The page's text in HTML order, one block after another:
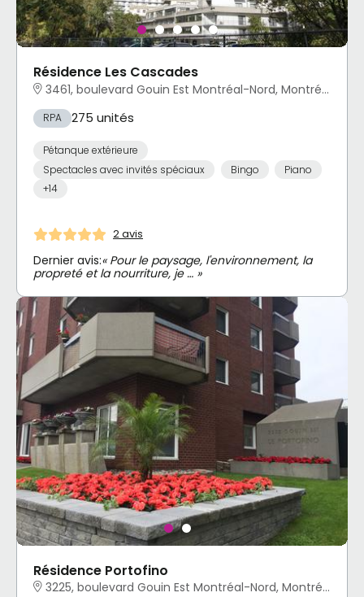
Résidence Les Cascades
3461, boulevard Gouin Est Montréal-Nord, Montréal, QC
RPA 275 unités
Pétanque extérieure
Spectacles avec invités spéciaux
Bingo
Piano
+14
2 avis
Dernier avis:« Pour le paysage, l'environnement, la
propreté et la nourriture, je … »
Résidence Portofino
3225, boulevard Gouin Est Montréal-Nord, Montréal, QC